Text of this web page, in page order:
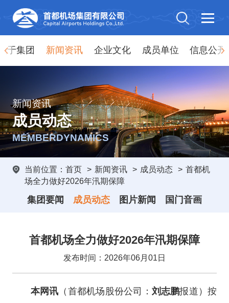
于集团 新闻资讯 企业文化 成员单位 信息公开
新闻资讯
成员动态
MEMBERDYNAMICS
当前位置： 首页 > 新闻资讯 > 成员动态 > 首都机
场全力做好2026年汛期保障
集团要闻 成员动态 图片新闻 国门音画
首都机场全力做好2026年汛期保障
发布时间：2026年06月01日
本网讯 （首都机场股份公司： 刘志鹏报道）按